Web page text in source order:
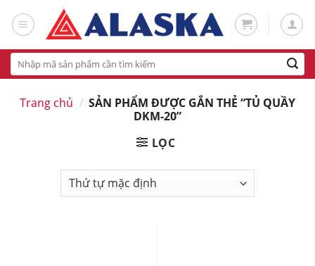
Tìm
kiếm:
Trang chủ / SẢN PHẨM ĐƯỢC GẮN THẺ “TỦ QUẦY
DKM-20”
LỌC